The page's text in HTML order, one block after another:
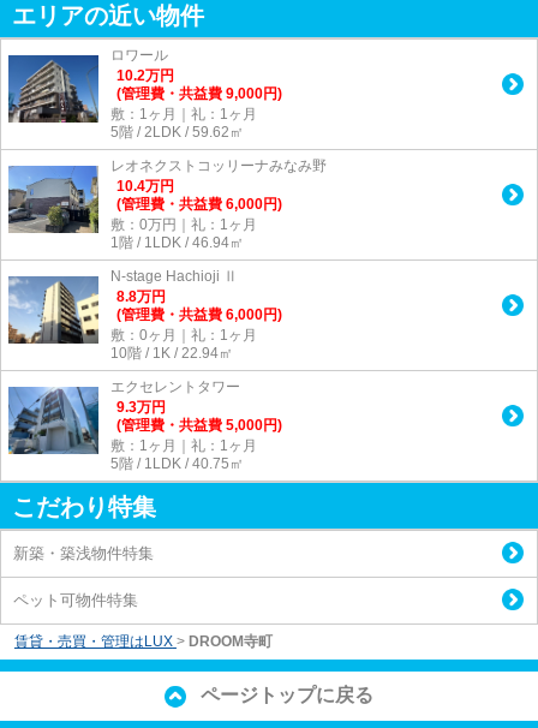
エリアの近い物件
ロワール
10.2万円
(管理費・共益費 9,000円)
敷：1ヶ月｜礼：1ヶ月
5階 / 2LDK / 59.62㎡
レオネクストコッリーナみなみ野
10.4万円
(管理費・共益費 6,000円)
敷：0万円｜礼：1ヶ月
1階 / 1LDK / 46.94㎡
N-stage Hachioji Ⅱ
8.8万円
(管理費・共益費 6,000円)
敷：0ヶ月｜礼：1ヶ月
10階 / 1K / 22.94㎡
エクセレントタワー
9.3万円
(管理費・共益費 5,000円)
敷：1ヶ月｜礼：1ヶ月
5階 / 1LDK / 40.75㎡
こだわり特集
新築・築浅物件特集
ペット可物件特集
賃貸・売買・管理はLUX > DROOM寺町
ページトップに戻る